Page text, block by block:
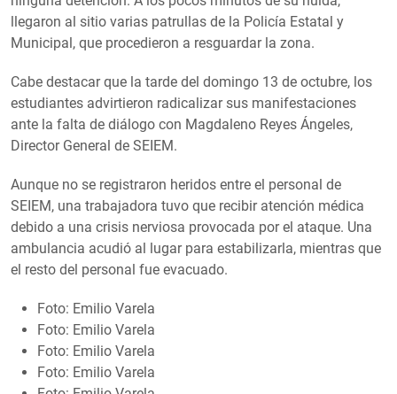
llegaron al sitio varias patrullas de la Policía Estatal y
Municipal, que procedieron a resguardar la zona.
Cabe destacar que la tarde del domingo 13 de octubre, los
estudiantes advirtieron radicalizar sus manifestaciones
ante la falta de diálogo con Magdaleno Reyes Ángeles,
Director General de SEIEM.
Aunque no se registraron heridos entre el personal de
SEIEM, una trabajadora tuvo que recibir atención médica
debido a una crisis nerviosa provocada por el ataque. Una
ambulancia acudió al lugar para estabilizarla, mientras que
el resto del personal fue evacuado.
Foto: Emilio Varela
Foto: Emilio Varela
Foto: Emilio Varela
Foto: Emilio Varela